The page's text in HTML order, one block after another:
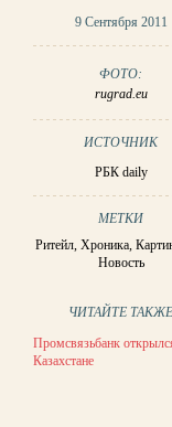
9 Сентября 2011
ФОТО:
rugrad.eu
ИСТОЧНИК
РБК daily
МЕТКИ
Ритейл, Хроника,
Новость
ЧИТАЙТЕ ТАКЖЕ
Промсвязьбанк
Казахстане